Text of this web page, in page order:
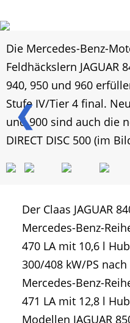
❮
Die Mercedes-Benz-
Feldhäckslern JAGUAR
940, 950 und 960
Stufe IV/Tier 4 final.
und 900 sind auch die
DIRECT DISC 500 (im
Der Claas JAGUAR
Mercedes-Benz-
470 LA mit 10,6 l
300/408 kW/PS nach
Mercedes-Benz-
471 LA mit 12,8 l
Modellen JAGUAR